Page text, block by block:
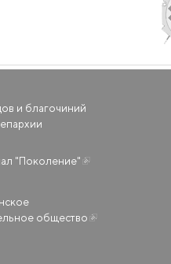
и благочиний
"Поколение"
общество (внешняя ссылка)